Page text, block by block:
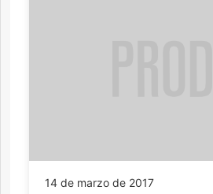
14 de marzo de 2017